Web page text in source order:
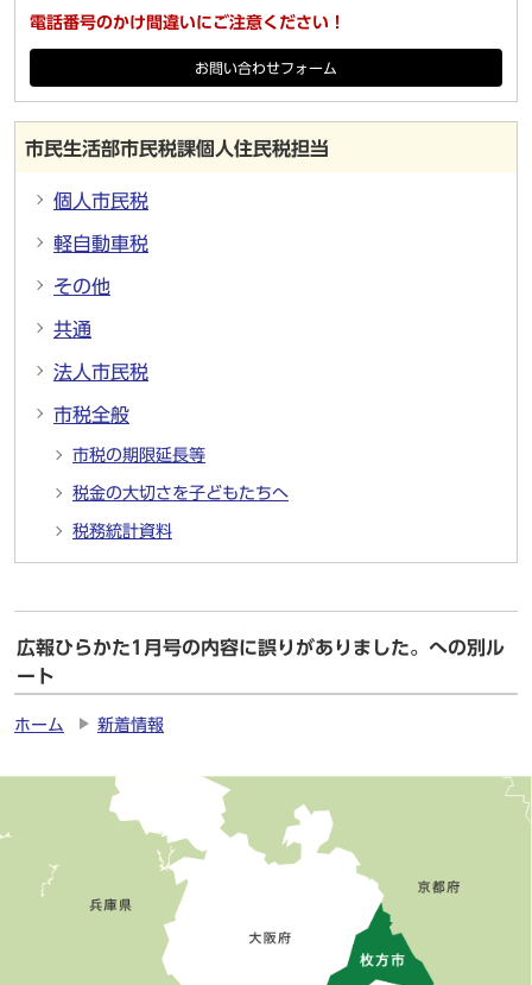
電話番号のかけ間違いにご注意ください！
お問い合わせフォーム
市民生活部市民税課個人住民税担当
個人市民税
軽自動車税
その他
共通
法人市民税
市税全般
市税の期限延長等
税金の大切さを子どもたちへ
税務統計資料
広報ひらかた1月号の内容に誤りがありました。への別ル
ート
ホーム 新着情報